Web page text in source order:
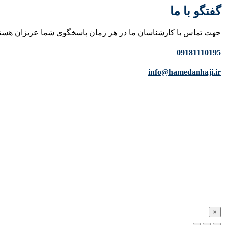
گفتگو با ما
جهت تماس با کارشناسان ما در هر زمان پاسخگوی شما عزیزان
09181110195
info@hamedanhaji.ir
×